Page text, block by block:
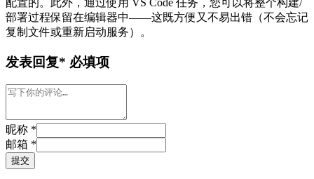
配置的。此外，通过使用 VS Code 任务，您可以将整个构建/
部署过程保留在编辑器中——这既方便又不易出错（不会忘记
复制文件或重新启动服务）。
发表回复* 必填项
昵称 *
邮箱 *
提交